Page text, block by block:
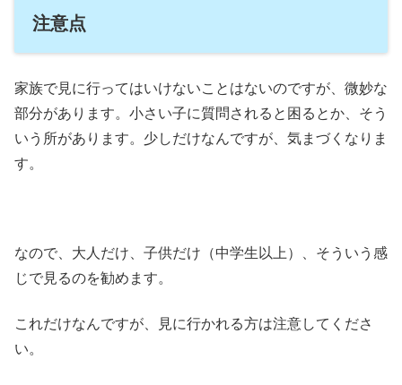
注意点
家族で見に行ってはいけないことはないのですが、微妙な
部分があります。小さい子に質問されると困るとか、そう
いう所があります。少しだけなんですが、気まづくなりま
す。
なので、大人だけ、子供だけ（中学生以上）、そういう感
じで見るのを勧めます。
これだけなんですが、見に行かれる方は注意してくださ
い。